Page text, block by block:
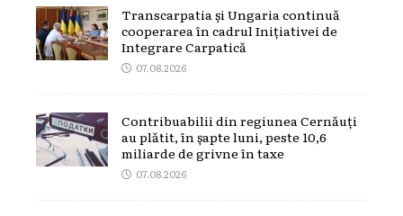
Transcarpatia și Ungaria continuă
cooperarea în cadrul Inițiativei de
Integrare Carpatică
07.08.2026
Contribuabilii din regiunea Cernăuți
au plătit, în șapte luni, peste 10,6
miliarde de grivne în taxe
07.08.2026